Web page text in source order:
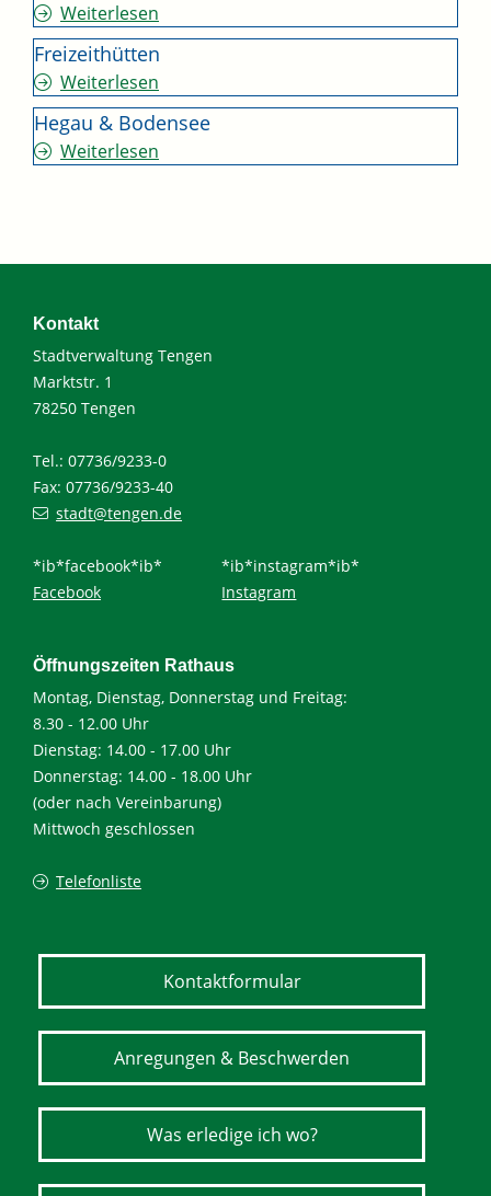
Weiterlesen
Freizeithütten
Weiterlesen
Hegau & Bodensee
Weiterlesen
Kontakt
Stadtverwaltung Tengen
Marktstr. 1
78250 Tengen
Tel.: 07736/9233-0
Fax: 07736/9233-40
stadt@tengen.de
*ib*facebook*ib*
Facebook
*ib*instagram*ib*
Instagram
Öffnungszeiten Rathaus
Montag, Dienstag, Donnerstag und Freitag:
8.30 - 12.00 Uhr
Dienstag: 14.00 - 17.00 Uhr
Donnerstag: 14.00 - 18.00 Uhr
(oder nach Vereinbarung)
Mittwoch geschlossen
Telefonliste
Kontaktformular
Anregungen & Beschwerden
Was erledige ich wo?